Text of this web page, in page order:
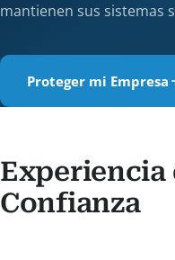
mantienen sus sistemas
Proteger mi Empresa
Experiencia
Confianza